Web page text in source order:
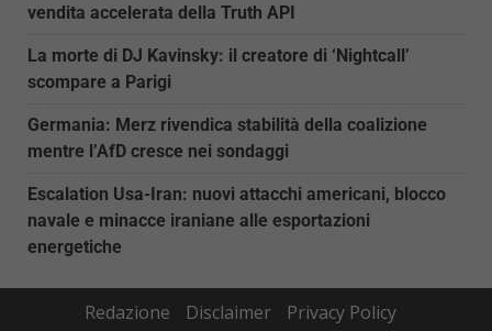
vendita accelerata della Truth API
La morte di DJ Kavinsky: il creatore di ‘Nightcall’
scompare a Parigi
Germania: Merz rivendica stabilità della coalizione
mentre l’AfD cresce nei sondaggi
Escalation Usa-Iran: nuovi attacchi americani, blocco
navale e minacce iraniane alle esportazioni
energetiche
Redazione Disclaimer Privacy Policy